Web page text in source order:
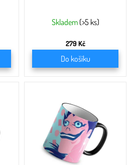
Skladem (>5 ks)
279 Kč
Do košíku